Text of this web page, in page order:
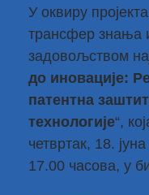
У оквиру пројекта
трансфер знања
задовољством
до иновације:
патентна
технологије“,
четвртак, 18.
17.00 часова, у